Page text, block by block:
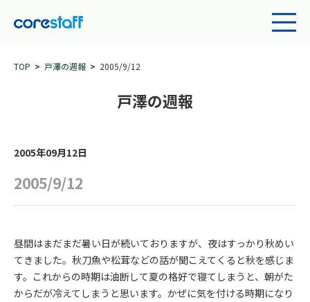
TOP 戸澤の週報 2005/9/12
戸澤の週報
2005年09月12日
2005/9/12
昼間はまだまだ暑い日が続いておりますが、夜はすっかり秋めい
てきました。秋刀魚や松茸などの話が聞こえてくると秋を感じま
す。これからの時期は油断して夏の格好で寝てしまうと、朝がた
からだが冷えてしまうと思います。かぜに気を付ける時期になり